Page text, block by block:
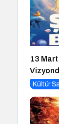
13
Kültür